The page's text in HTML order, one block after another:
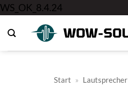
WS_OK_8.4.24
springen
Start » Lautsprecher